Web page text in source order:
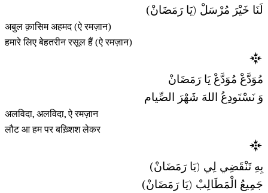
لَنَا خَيْرَ مُرْسَلْ (يَا رَمَضَانْ)
अबुल क़ासिम अहमद (ऐ रमज़ान)
हमारे लिए बेहतरीन रसूल हैं (ऐ रमज़ान)
مُوَدَّعْ مُوَدَّعْ يَا رَمَضَانْ
وَ نَسْتَودِعُ اللهَ شَهْرَ الصِّيام
अलविदा, अलविदा, ऐ रमज़ान
लौट आ हम पर बख़्शिश लेकर
بِهِ تَنْقَضِي لِي (يَا رَمَضَانْ)
جَمِيعُ الْمَطَالِبْ (يَا رَمَضَانْ)